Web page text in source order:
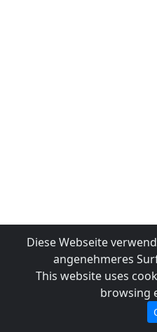
Diese Webseite
angenehmeres
This website uses
browsing